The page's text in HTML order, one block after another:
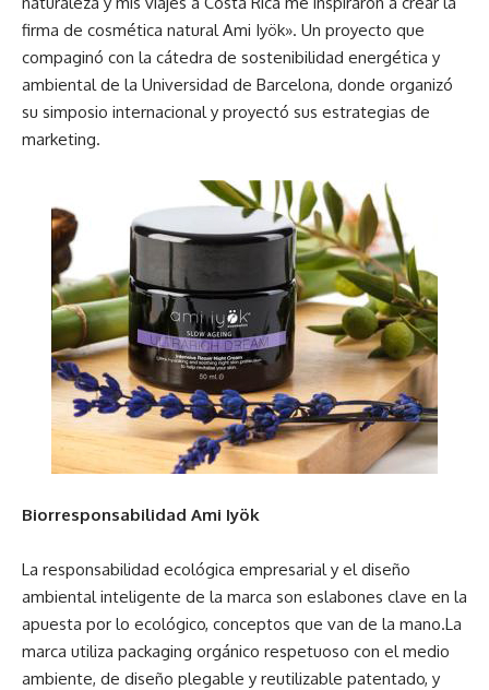
firma de cosmética natural Ami Iyök». Un proyecto que
compaginó con la cátedra de sostenibilidad energética y
ambiental de la Universidad de Barcelona, donde organizó
su simposio internacional y proyectó sus estrategias de
marketing.
Biorresponsabilidad Ami Iyök
La responsabilidad ecológica empresarial y el diseño
ambiental inteligente de la marca son eslabones clave en la
apuesta por lo ecológico, conceptos que van de la mano.La
marca utiliza packaging orgánico respetuoso con el medio
ambiente, de diseño plegable y reutilizable patentado, y